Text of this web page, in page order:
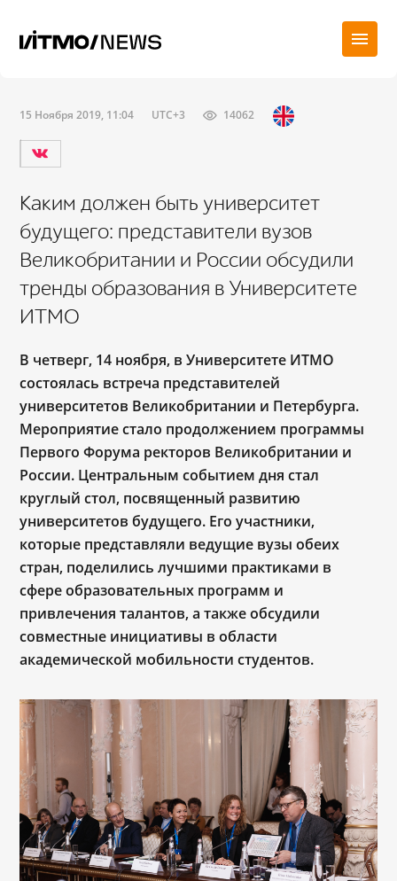
15 Ноября 2019, 11:04 UTC+3 14062
Каким должен быть университет
будущего: представители вузов
Великобритании и России обсудили
тренды образования в Университете
ИТМО
В четверг, 14 ноября, в Университете ИТМО
состоялась встреча представителей
университетов Великобритании и Петербурга.
Мероприятие стало продолжением программы
Первого Форума ректоров Великобритании и
России. Центральным событием дня стал
круглый стол, посвященный развитию
университетов будущего. Его участники,
которые представляли ведущие вузы обеих
стран, поделились лучшими практиками в
сфере образовательных программ и
привлечения талантов, а также обсудили
совместные инициативы в области
академической мобильности студентов.